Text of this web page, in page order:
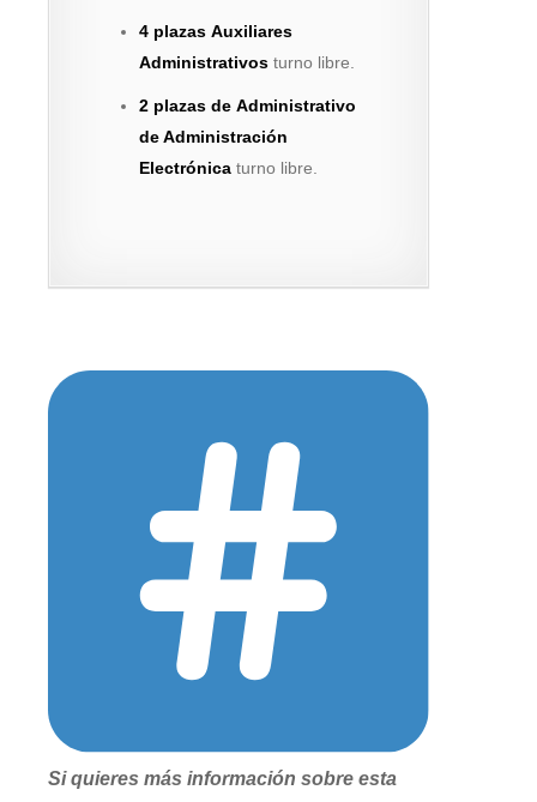
4 plazas Auxiliares
Administrativosturno libre.
2 plazas de Administrativo
de Administración
Electrónicaturno libre.
Si quieres más información sobre esta